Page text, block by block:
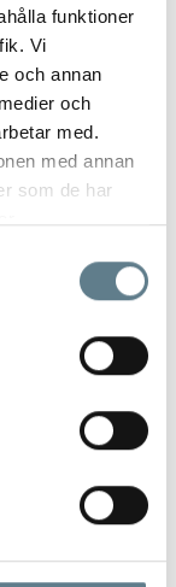
funktioner
Vi
och annan
och
med.
med annan
som de har
10
Konservöppnare av
handtag av PP.
Längd 195 mm
Visa
Konservöppnare av
handtag av PP.
Längd 155 mm
Visa